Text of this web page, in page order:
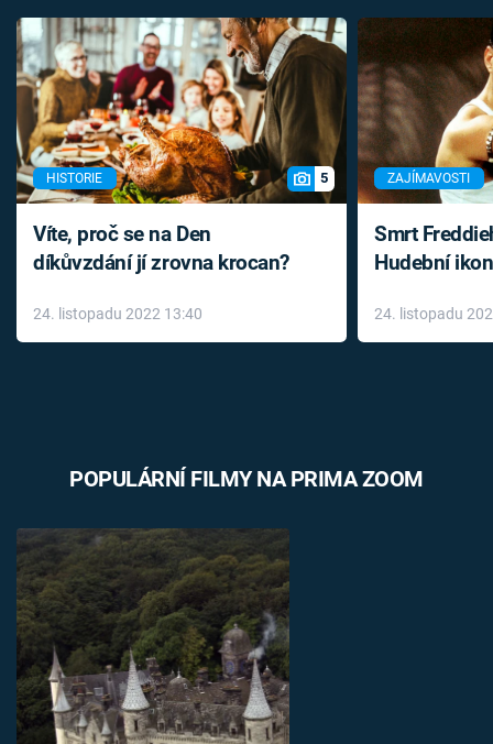
HISTORIE 5
Víte, proč se na Den
díkůvzdání jí zrovna krocan?
24. listopadu 2022 13:40
ZAJÍMAVOSTI
Smrt
Hudební
léky
24. listopadu
POPULÁRNÍ FILMY NA PRIMA ZOOM